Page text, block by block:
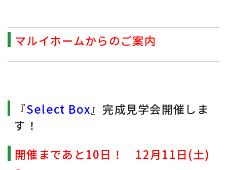
マルイホームからのご案内
『Select Box』完成見学会開催しま
す！
開催まであと10日！ 12月11日(土)